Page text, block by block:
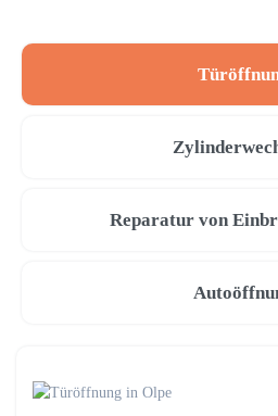
Reparatur von